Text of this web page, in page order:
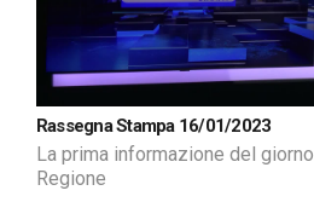
Rassegna Stampa 16/01/2023
La prima informazione del
Regione